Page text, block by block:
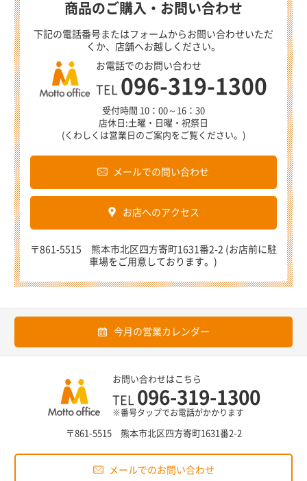
商品のご購入・お問い合わせ
下記の電話番号またはフォームからお問い合わせいただ
くか、店舗へお越しください。
お電話でのお問い合わせ
TEL 096-319-1300
受付時間 10：00～16：30
店休日:土曜・日曜・祝祭日
(くわしくは営業日のご案内をご覧ください。)
メールでの問い合わせ
お店へのアクセス
〒861-5515 熊本市北区四方寄町1631番2-2 (お店前に駐
車場をご用意しております。)
今月の営業カレンダー
お問い合わせはこちら
TEL 096-319-1300
※番号タップでお電話がかかります
〒861-5515 熊本市北区四方寄町1631番2-2
メールでのお問い合わせ